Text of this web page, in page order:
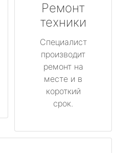
Ремонт
техники
Специалист
производит
ремонт на
месте и в
короткий
срок.